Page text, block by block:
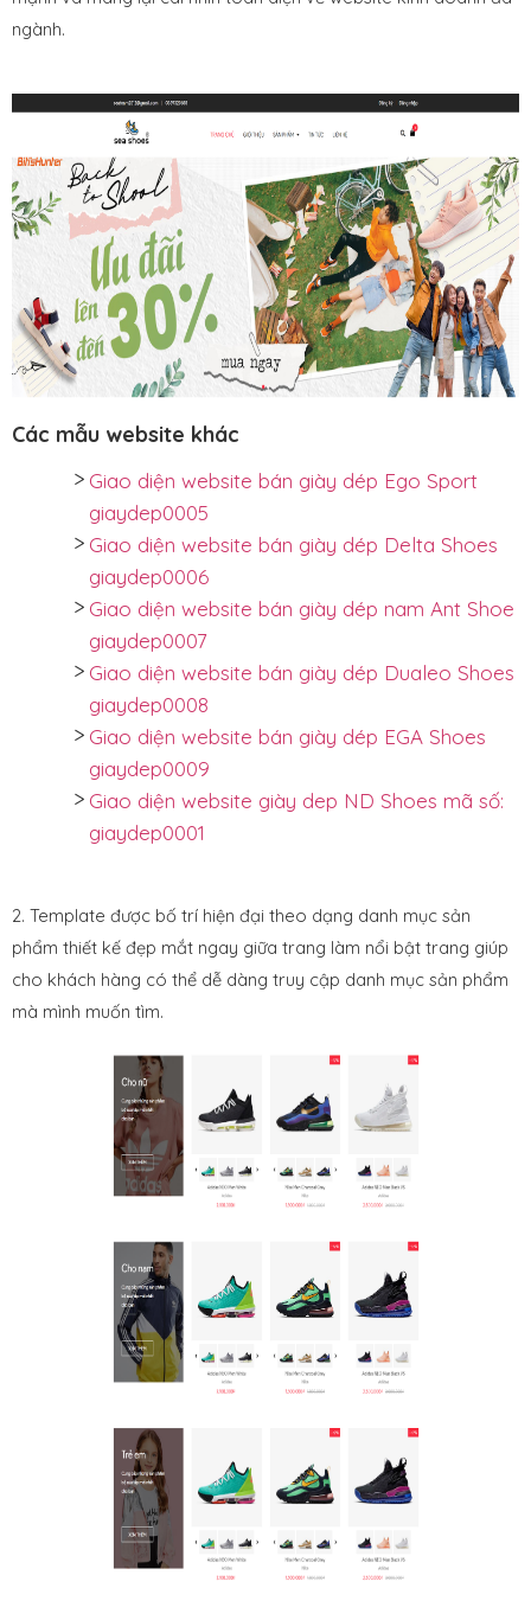
ngành.
Các mẫu website khác
Giao diện website bán giày dép Ego Sport
giaydep0005
Giao diện website bán giày dép Delta Shoes
giaydep0006
Giao diện website bán giày dép nam Ant Shoe
giaydep0007
Giao diện website bán giày dép Dualeo Shoes
giaydep0008
Giao diện website bán giày dép EGA Shoes
giaydep0009
Giao diện website giày dep ND Shoes mã số:
giaydep0001
2. Template được bố trí hiện đại theo dạng danh mục sản
phẩm thiết kế đẹp mắt ngay giữa trang làm nổi bật trang giúp
cho khách hàng có thể dễ dàng truy cập danh mục sản phẩm
mà mình muốn tìm.